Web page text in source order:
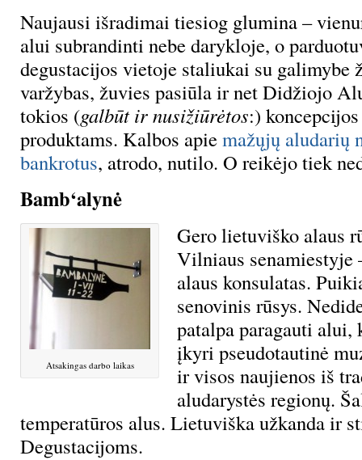
Naujausi išradimai tiesiog glumina –
alui subrandinti nebe darykloje, o
degustacijos vietoje staliukai su galimybe
varžybas, žuvies pasiūla ir net Didžiojo
tokios (galbūt ir nusižiūrėtos:)
produktams. Kalbos apiemažųjų aludarių
bankrotus, atrodo, nutilo. O reikėjo tiek
Bamb‘alynė
Atsakingas darbo laikas
Gero lietuviško alaus
Vilniaus senamiestyje
alaus konsulatas.
senovinis rūsys.
patalpa paragauti alui,
įkyri pseudotautinė
ir visos naujienos iš
aludarystės regionų.
temperatūros alus. Lietuviška užkanda ir
Degustacijoms.